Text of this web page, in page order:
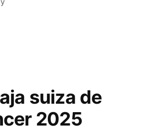
suiza de
2025